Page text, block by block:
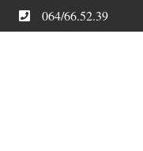
064/66.52.39